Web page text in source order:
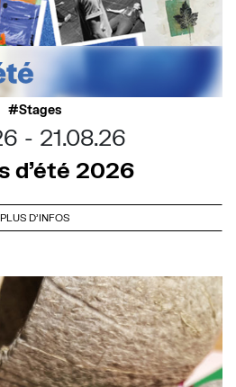
Stages
21.08.26
d’été 2026
PLUS D'INFOS